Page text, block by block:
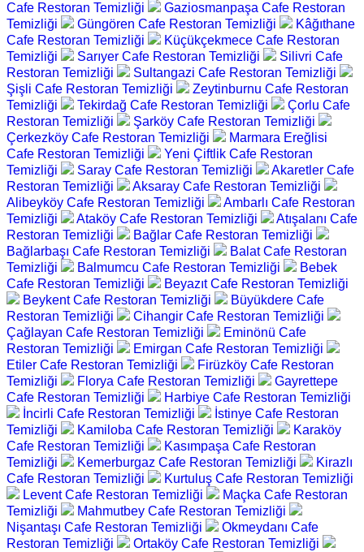
Cafe Restoran Temizliği
Gaziosmanpaşa Cafe Restoran
Temizliği
Güngören Cafe Restoran Temizliği
Kâğıthane
Cafe Restoran Temizliği
Küçükçekmece Cafe Restoran
Temizliği
Sarıyer Cafe Restoran Temizliği
Silivri Cafe
Restoran Temizliği
Sultangazi Cafe Restoran Temizliği
Şişli Cafe Restoran Temizliği
Zeytinburnu Cafe Restoran
Temizliği
Tekirdağ Cafe Restoran Temizliği
Çorlu Cafe
Restoran Temizliği
Şarköy Cafe Restoran Temizliği
Çerkezköy Cafe Restoran Temizliği
Marmara Ereğlisi
Cafe Restoran Temizliği
Yeni Çiftlik Cafe Restoran
Temizliği
Saray Cafe Restoran Temizliği
Akaretler Cafe
Restoran Temizliği
Aksaray Cafe Restoran Temizliği
Alibeyköy Cafe Restoran Temizliği
Ambarlı Cafe Restoran
Temizliği
Ataköy Cafe Restoran Temizliği
Atışalanı Cafe
Restoran Temizliği
Bağlar Cafe Restoran Temizliği
Bağlarbaşı Cafe Restoran Temizliği
Balat Cafe Restoran
Temizliği
Balmumcu Cafe Restoran Temizliği
Bebek
Cafe Restoran Temizliği
Beyazıt Cafe Restoran Temizliği
Beykent Cafe Restoran Temizliği
Büyükdere Cafe
Restoran Temizliği
Cihangir Cafe Restoran Temizliği
Çağlayan Cafe Restoran Temizliği
Eminönü Cafe
Restoran Temizliği
Emirgan Cafe Restoran Temizliği
Etiler Cafe Restoran Temizliği
Firüzköy Cafe Restoran
Temizliği
Florya Cafe Restoran Temizliği
Gayrettepe
Cafe Restoran Temizliği
Harbiye Cafe Restoran Temizliği
İncirli Cafe Restoran Temizliği
İstinye Cafe Restoran
Temizliği
Kamiloba Cafe Restoran Temizliği
Karaköy
Cafe Restoran Temizliği
Kasımpaşa Cafe Restoran
Temizliği
Kemerburgaz Cafe Restoran Temizliği
Kirazlı
Cafe Restoran Temizliği
Kurtuluş Cafe Restoran Temizliği
Levent Cafe Restoran Temizliği
Maçka Cafe Restoran
Temizliği
Mahmutbey Cafe Restoran Temizliği
Nişantaşı Cafe Restoran Temizliği
Okmeydanı Cafe
Restoran Temizliği
Ortaköy Cafe Restoran Temizliği